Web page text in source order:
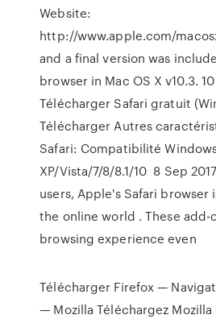
Website:
http://www.apple.com/
and a final version was
browser in Mac OS X v10.3.
Télécharger Safari gratuit
Télécharger Autres
Safari: Compatibilité
XP/Vista/7/8/8.1/10 8 Sep
users, Apple's Safari
the online world . These add-
browsing experience even
Télécharger Firefox —
— Mozilla Téléchargez Mozilla